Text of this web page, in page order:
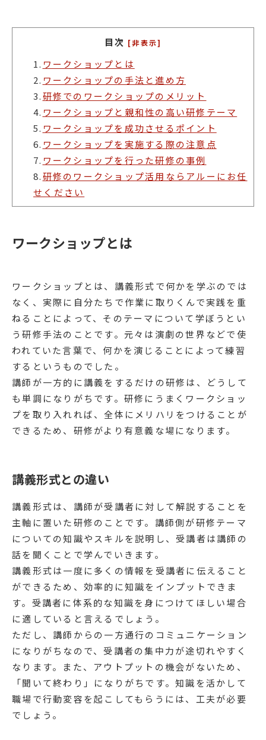
目次 [非表示]
1. ワークショップとは
2. ワークショップの手法と進め方
3.研修でのワークショップのメリット
4. ワークショップと親和性の高い研修テーマ
5. ワークショップを成功させるポイント
6. ワークショップを実施する際の注意点
7. ワークショップを行った研修の事例
8.研修のワークショップ活用ならアルーにお任
せください
ワークショップとは
ワークショップとは、講義形式で何かを学ぶのでは
なく、実際に自分たちで作業に取りくんで実践を重
ねることによって、そのテーマについて学ぼうとい
う研修手法のことです。元々は演劇の世界などで使
われていた言葉で、何かを演じることによって練習
するというものでした。
講師が一方的に講義をするだけの研修は、どうして
も単調になりがちです。研修にうまくワークショッ
プを取り入れれば、全体にメリハリをつけることが
できるため、研修がより有意義な場になります。
講義形式との違い
講義形式は、講師が受講者に対して解説することを
主軸に置いた研修のことです。講師側が研修テーマ
についての知識やスキルを説明し、受講者は講師の
話を聞くことで学んでいきます。
講義形式は一度に多くの情報を受講者に伝えること
ができるため、効率的に知識をインプットできま
す。受講者に体系的な知識を身につけてほしい場合
に適していると言えるでしょう。
ただし、講師からの一方通行のコミュニケーション
になりがちなので、受講者の集中力が途切れやすく
なります。また、アウトプットの機会がないため、
「聞いて終わり」になりがちです。知識を活かして
職場で行動変容を起こしてもらうには、工夫が必要
でしょう。